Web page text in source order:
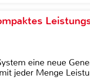
eine neue
jeder Menge